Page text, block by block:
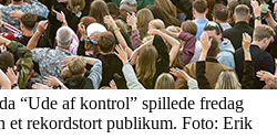
“Ude af kontrol” spillede fredag
et rekordstort publikum. Foto: Erik